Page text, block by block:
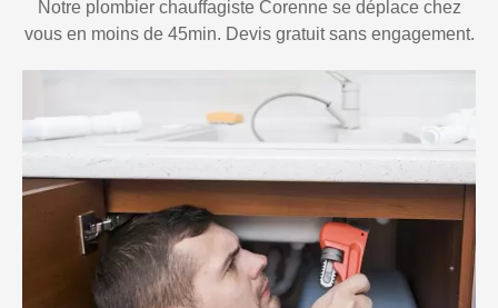
Notre plombier chauffagiste Corenne se déplace chez
vous en moins de 45min. Devis gratuit sans engagement.